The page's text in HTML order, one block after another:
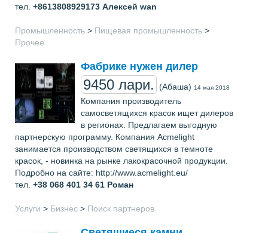
тел. +8613808929173 Алексей wan
Промышленность > Пищевая промышленность >
Прочее
Фабрике нужен дилер
9450 лари. (Абаша) 14 мая 2018
Компания производитель
самосветящихся красок ищет дилеров
в регионах. Предлагаем выгодную
партнерскую программу. Компания Acmelight
занимается производством светящихся в темноте
красок, - новинка на рынке лакокрасочной продукции.
Подробно на сайте: http://www.acmelight.eu/
тел. +38 068 401 34 61 Роман
Услуги > Бизнес > Поиск партнеров